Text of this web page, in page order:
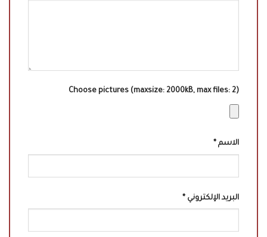
Choose pictures (maxsize: 2000kB, max files: 2)
الاسم *
البريد الإلكتروني *